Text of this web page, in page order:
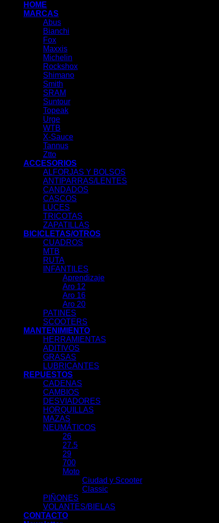
HOME
MARCAS
Abus
Bianchi
Fox
Maxxis
Michelin
Rockshox
Shimano
Smith
SRAM
Suntour
Topeak
Urge
WTB
X-Sauce
Tannus
Ztto
ACCESORIOS
ALFORJAS Y BOLSOS
ANTIPARRAS/LENTES
CANDADOS
CASCOS
LUCES
TRICOTAS
ZAPATILLAS
BICICLETAS/OTROS
CUADROS
MTB
RUTA
INFANTILES
Aprendizaje
Aro 12
Aro 16
Aro 20
PATINES
SCOOTERS
MANTENIMIENTO
HERRAMIENTAS
ADITIVOS
GRASAS
LUBRICANTES
REPUESTOS
CADENAS
CAMBIOS
DESVIADORES
HORQUILLAS
MAZAS
NEUMÁTICOS
26
27.5
29
700
Moto
Ciudad y Scooter
Classic
PIÑONES
VOLANTES/BIELAS
CONTACTO